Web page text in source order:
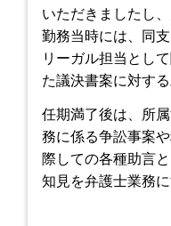
いただきましたし
勤務当時には、同
リーガル担当とし
た議決書案に対す
任期満了後は、所
務に係る争訟事案
際しての各種助言
知見を弁護士業務